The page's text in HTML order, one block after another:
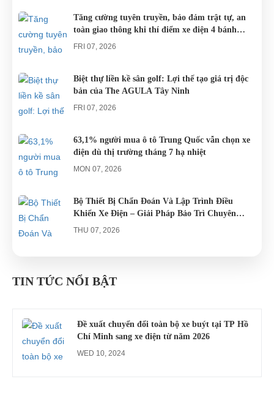
thể lựa chọn
cho mình
những
Đà...
khắp cả
nước.
quy. Do đó
các trục trặc
Tăng cường tuyên truyền, bảo đảm trật tự, an
toàn giao thông khi thí điểm xe điện 4 bánh
phục vụ du lịch
FRI 07, 2026
Biệt thự liền kề sân golf: Lợi thế tạo giá trị độc
bản của The AGULA Tây Ninh
FRI 07, 2026
63,1% người mua ô tô Trung Quốc vẫn chọn xe
điện dù thị trường tháng 7 hạ nhiệt
MON 07, 2026
Bộ Thiết Bị Chẩn Đoán Và Lập Trình Điều
Khiển Xe Điện – Giải Pháp Bảo Trì Chuyên
Nghiệp
THU 07, 2026
gổ khi đón du khách ở Quy Nhơn
TIN TỨC NỔI BẬT
Đề xuất chuyển đổi toàn bộ xe buýt tại TP Hồ
Chí Minh sang xe điện từ năm 2026
WED 10, 2024